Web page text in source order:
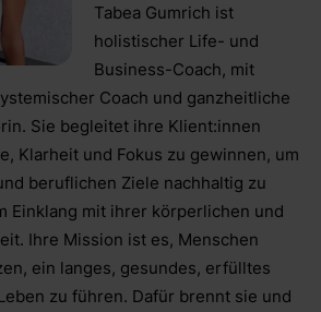
Tabea Gumrich ist
holistischer Life- und
Business-Coach, mit
Coach und ganzheitliche
Sie begleitet ihre Klient:innen
Klarheit und Fokus zu gewinnen, um
beruflichen Ziele nachhaltig zu
Einklang mit ihrer körperlichen und
Ihre Mission ist es, Menschen
ein langes, gesundes, erfülltes
zu führen. Dafür brennt sie und